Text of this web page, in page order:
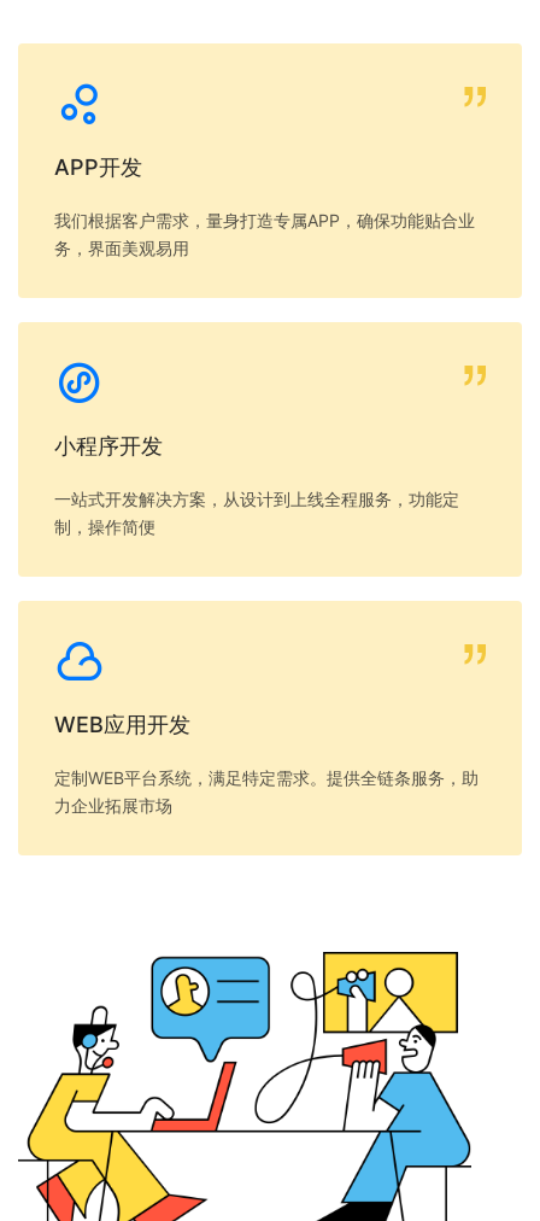
APP开发
我们根据客户需求，量身打造专属APP，确保功能贴合业
务，界面美观易用
小程序开发
一站式开发解决方案，从设计到上线全程服务，功能定
制，操作简便
WEB应用开发
定制WEB平台系统，满足特定需求。提供全链条服务，助
力企业拓展市场